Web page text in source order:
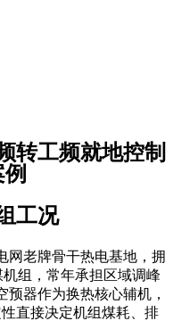
转工频就地控制
工况
网老牌骨干热电基地，拥
组，常年承担区域调峰
器作为换热核心辅机，
直接决定机组煤耗、排